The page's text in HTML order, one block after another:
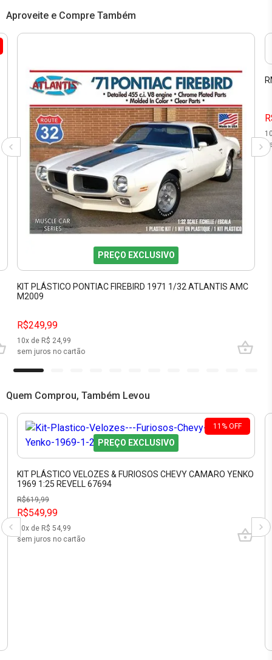
Aproveite e Compre Também
PREÇO EXCLUSIVO
KIT PLÁSTICO PONTIAC FIREBIRD 1971 1/32 ATLANTIS AMC
M2009
R$249,99
10x de R$ 24,99
sem juros no cartão
Quem Comprou, Também Levou
11 % OFF
PREÇO EXCLUSIVO
KIT PLÁSTICO VELOZES & FURIOSOS CHEVY CAMARO YENKO
1969 1:25 REVELL 67694
R$619,99
R$549,99
10x de R$ 54,99
sem juros no cartão